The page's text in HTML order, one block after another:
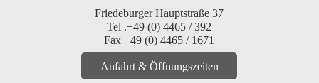
Friedeburger Hauptstraße 37
Tel .+49 (0) 4465 / 392
Fax +49 (0) 4465 / 1671
Anfahrt & Öffnungszeiten